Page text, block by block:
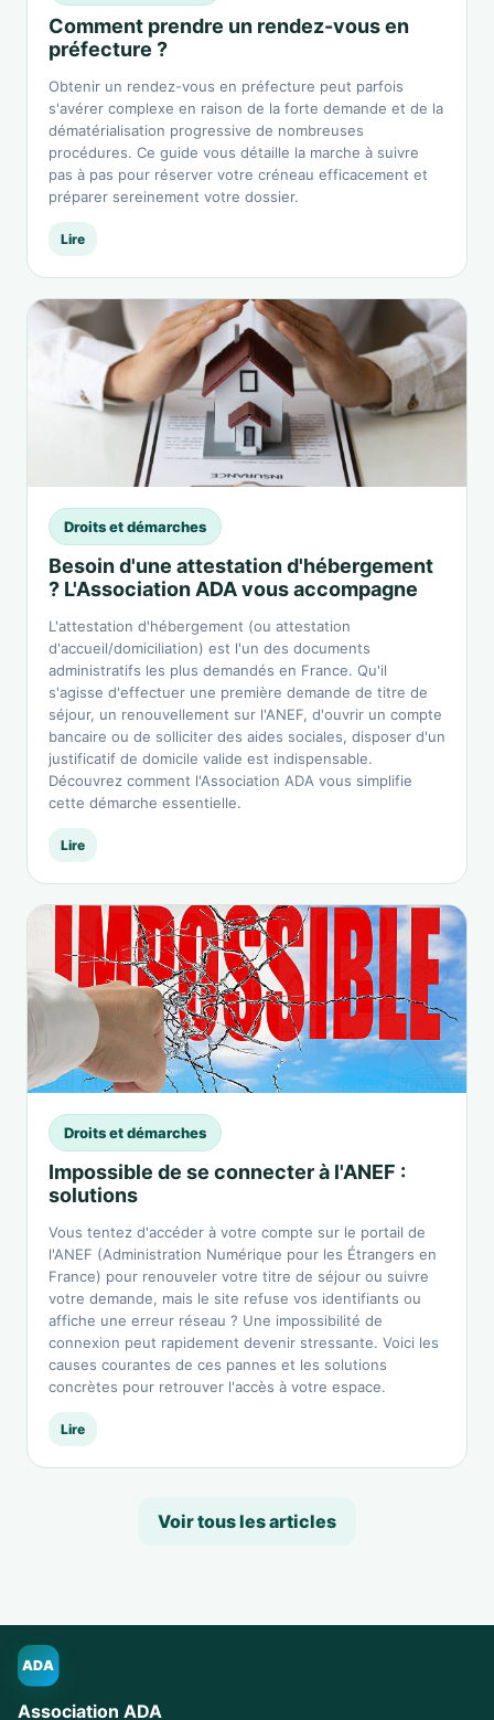
Comment prendre un rendez-vous en
préfecture ?
Obtenir un rendez-vous en préfecture peut parfois
s'avérer complexe en raison de la forte demande et de la
dématérialisation progressive de nombreuses
procédures. Ce guide vous détaille la marche à suivre
pas à pas pour réserver votre créneau efficacement et
préparer sereinement votre dossier.
Lire
Droits et démarches
Besoin d'une attestation d'hébergement
? L'Association ADA vous accompagne
L'attestation d'hébergement (ou attestation
d'accueil/domiciliation) est l'un des documents
administratifs les plus demandés en France. Qu'il
s'agisse d'effectuer une première demande de titre de
séjour, un renouvellement sur l'ANEF, d'ouvrir un compte
bancaire ou de solliciter des aides sociales, disposer d'un
justificatif de domicile valide est indispensable.
Découvrez comment l'Association ADA vous simplifie
cette démarche essentielle.
Lire
Droits et démarches
Impossible de se connecter à l'ANEF :
solutions
Vous tentez d'accéder à votre compte sur le portail de
l'ANEF (Administration Numérique pour les Étrangers en
France) pour renouveler votre titre de séjour ou suivre
votre demande, mais le site refuse vos identifiants ou
affiche une erreur réseau ? Une impossibilité de
connexion peut rapidement devenir stressante. Voici les
causes courantes de ces pannes et les solutions
concrètes pour retrouver l'accès à votre espace.
Lire
Voir tous les articles
ADA
Association ADA